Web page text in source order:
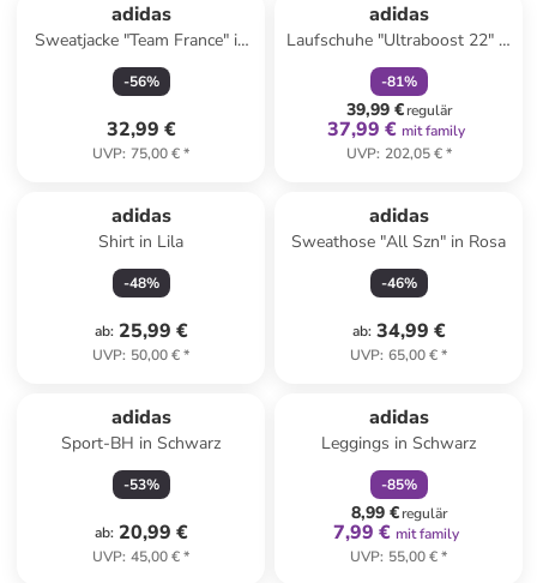
adidas
Sweatjacke "Team France" in
Dunkelblau
-56%
32,99 €
UVP: 75,00 €*
adidas
Laufschuhe "Ultraboost 22" in
Bunt
-81%
39,99 €regulär
37,99 € mit family
UVP: 202,05 €*
adidas
Shirt in Lila
-48%
ab: 25,99 €
UVP: 50,00 €*
adidas
Sweathose "All Szn" in Rosa
-46%
ab: 34,99 €
UVP: 65,00 €*
adidas
Sport-BH in Schwarz
-53%
ab: 20,99 €
UVP: 45,00 €*
adidas
Leggings in Schwarz
-85%
8,99 €regulär
7,99 € mit family
UVP: 55,00 €*